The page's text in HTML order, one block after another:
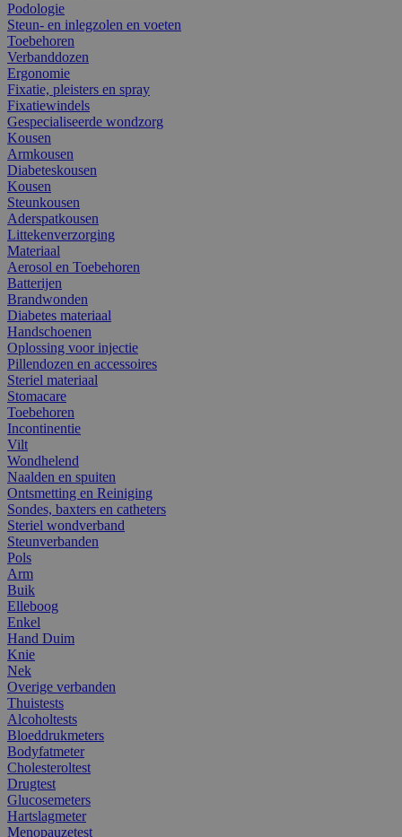
Podologie
Steun- en inlegzolen en voeten
Toebehoren
Verbanddozen
Ergonomie
Fixatie, pleisters en spray
Fixatiewindels
Gespecialiseerde wondzorg
Kousen
Armkousen
Diabeteskousen
Kousen
Steunkousen
Aderspatkousen
Littekenverzorging
Materiaal
Aerosol en Toebehoren
Batterijen
Brandwonden
Diabetes materiaal
Handschoenen
Oplossing voor injectie
Pillendozen en accessoires
Steriel materiaal
Stomacare
Toebehoren
Incontinentie
Vilt
Wondhelend
Naalden en spuiten
Ontsmetting en Reiniging
Sondes, baxters en catheters
Steriel wondverband
Steunverbanden
Pols
Arm
Buik
Elleboog
Enkel
Hand Duim
Knie
Nek
Overige verbanden
Thuistests
Alcoholtests
Bloeddrukmeters
Bodyfatmeter
Cholesteroltest
Drugtest
Glucosemeters
Hartslagmeter
Menopauzetest